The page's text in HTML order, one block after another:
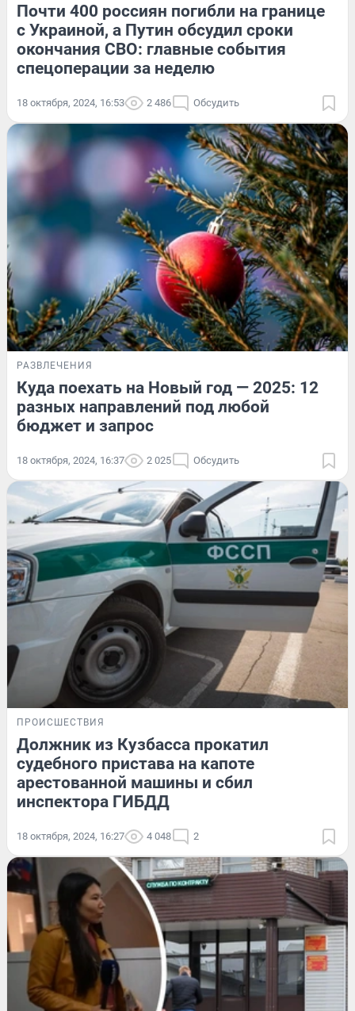
Почти 400 россиян погибли на границе
с Украиной, а Путин обсудил сроки
окончания СВО: главные события
спецоперации за неделю
18 октября, 2024, 16:53 2 486 Обсудить
РАЗВЛЕЧЕНИЯ
Куда поехать на Новый год — 2025: 12
разных направлений под любой
бюджет и запрос
18 октября, 2024, 16:37 2 025 Обсудить
ПРОИСШЕСТВИЯ
Должник из Кузбасса прокатил
судебного пристава на капоте
арестованной машины и сбил
инспектора ГИБДД
18 октября, 2024, 16:27 4 048 2